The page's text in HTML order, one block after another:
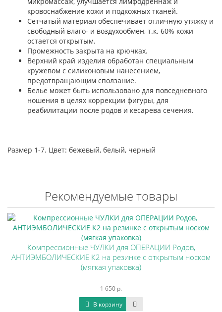
кровоснабжение кожи и подкожных тканей.
Сетчатый материал обеспечивает отличную утяжку и
свободный влаго- и воздухообмен, т.к. 60% кожи
остается открытым.
Промежность закрыта на крючках.
Верхний край изделия обработан специальным
кружевом с силиконовым нанесением,
предотвращающим сползание.
Белье может быть использовано для повседневного
ношения в целях коррекции фигуры, для
реабилитации после родов и кесарева сечения.
Размер 1-7. Цвет: бежевый, белый, черный
Рекомендуемые товары
Компрессионные ЧУЛКИ для ОПЕРАЦИИ Родов,
АНТИЭМБОЛИЧЕСКИЕ К2 на резинке с открытым носком
(мягкая упаковка)
1 650 р.
В корзину